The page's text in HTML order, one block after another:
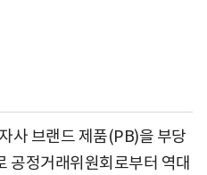
사 브랜드 제품(PB)을 부당
공정거래위원회로부터 역대